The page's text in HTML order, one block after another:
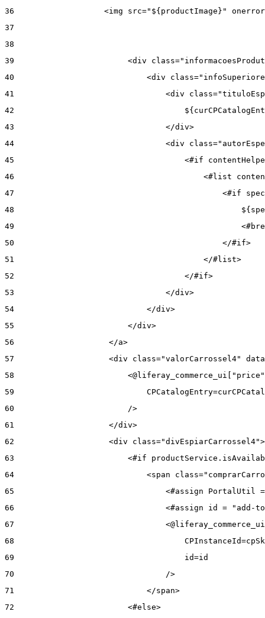
36
<img src="${productImage}"
37
38
39
<div
40
<div
41
<div
42
43
                                </div>
44
<div
45
<#if
46
<#list
47
<#if
48
49
50
                                            </#if>
51
                                        </#list>
52
                                    </#if>
53
                                </div>
54
                            </div>
55
                        </div>
56
                    </a>
57
<div class="valorCarrossel4"
58
59
60
                        />
61
                    </div>
62
<div
63
<#if
64
<span
65
<#assign PortalUtil
66
<#assign id = "add-
67
68
69
                                    id=id
70
                                />
71
                            </span>
72
                        <#else>